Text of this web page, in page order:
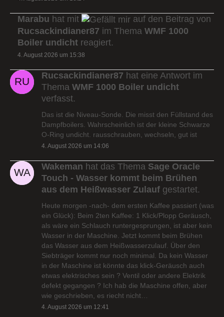
Marabu hat mit
auf den Beitrag von
Rucsackindianer87 im Thema WMF 1000
Boiler undicht reagiert.
4. August 2026 um 15:38
Rucsackindianer87 hat eine Antwort im
Thema WMF 1000 Boiler undicht
verfasst.
Das ist die Niveau-Sonde. Die misst den Füllstand des
Dampfboilers. Wahrscheinlich ist der kleine Schwarze
O-Ring undicht. rausschrauben, wechseln, gut ist
4. August 2026 um 14:06
Wakeman hat das Thema Sage Oracle
Touch - Wasser kommt beim Brühen
aus dem Heißwasser Zulauf gestartet.
Heute morgen -nach- dem ersten Kaffee passiert (was
ein Glück): Beim 2ten Kaffee: 1 Klick/Plopp Geräusch,
als wäre ein Schlauch runtergesprungen, ist aber kein
Wasser in der Maschine. Jetzt kommt beim Brühen
das Wasser aus dem Heißwasserzulauf. Über den
Siebträger kommt nur noch minimal. Da kein Wasser
in der Maschine ist könnte das klick-Geräusch auch
etwas elektrisches sein ? Ventil oder andere Elektrik
defekt gegangen ? Ich hab die Maschine offen, aber
wie geschrieben, es riecht nicht…
4. August 2026 um 12:41